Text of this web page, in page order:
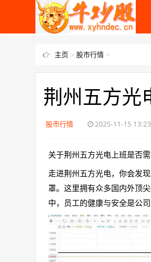
主页 > 股市行情 >
荆州五方光
股市行情 2025-11-15 13:23
关于荆州五方光电上班是否
走进荆州五方光电，你会发
罩。这里拥有众多国内外顶
中，员工的健康与安全是公